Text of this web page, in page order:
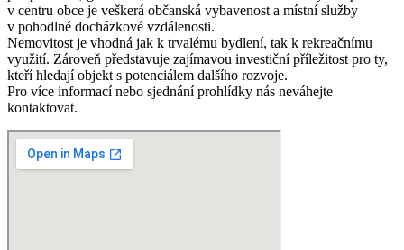
v centru obce je veškerá občanská vybavenost a místní služby
v pohodlné docházkové vzdálenosti.
Nemovitost je vhodná jak k trvalému bydlení, tak k rekreačnímu
využití. Zároveň představuje zajímavou investiční příležitost pro ty,
kteří hledají objekt s potenciálem dalšího rozvoje.
Pro více informací nebo sjednání prohlídky nás neváhejte
kontaktovat.